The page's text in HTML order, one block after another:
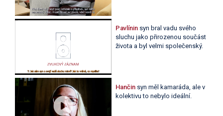
Pavlínin syn bral vadu svého
sluchu jako přirozenou součást
života a byl velmi společenský.
Hančin syn měl kamaráda, ale v
kolektivu to nebylo ideální.